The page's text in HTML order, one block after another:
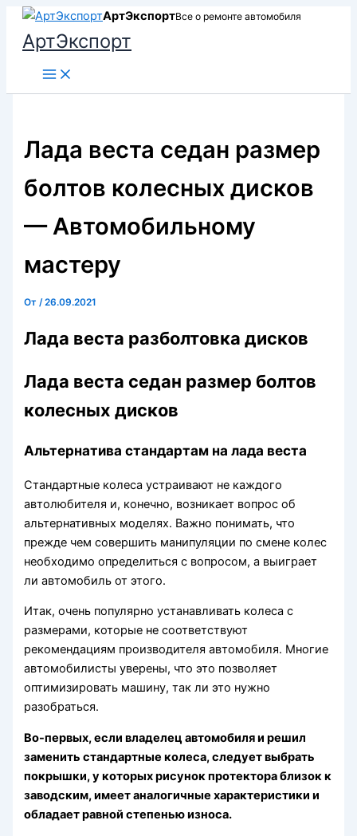
Перейти
содержимому
АртЭкспортВсе о ремонте автомобиля
АртЭкспорт
Лада веста седан размер
болтов колесных дисков
— Автомобильному
мастеру
От/26.09.2021
Лада веста разболтовка дисков
Лада веста седан размер болтов
колесных дисков
Альтернатива стандартам на лада веста
Стандартные колеса устраивают не каждого
автолюбителя и, конечно, возникает вопрос об
альтернативных моделях. Важно понимать, что
прежде чем совершить манипуляции по смене колес
необходимо определиться с вопросом, а выиграет
ли автомобиль от этого.
Итак, очень популярно устанавливать колеса с
размерами, которые не соответствуют
рекомендациям производителя автомобиля. Многие
автомобилисты уверены, что это позволяет
оптимизировать машину, так ли это нужно
разобраться.
Во-первых, если владелец автомобиля и решил
заменить стандартные колеса, следует выбрать
покрышки, у которых рисунок протектора близок к
заводским, имеет аналогичные характеристики и
обладает равной степенью износа.